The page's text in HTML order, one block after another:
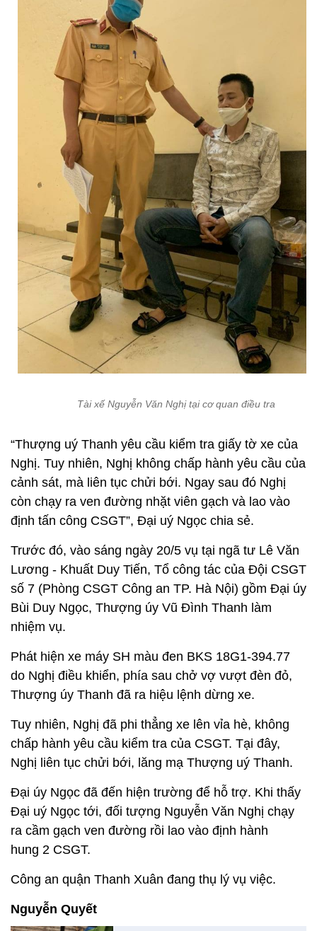
Tài xế Nguyễn Văn Nghị tại cơ quan điều tra
“Thượng uý Thanh yêu cầu kiểm tra giấy tờ xe của
Nghị. Tuy nhiên, Nghị không chấp hành yêu cầu của
cảnh sát, mà liên tục chửi bới. Ngay sau đó Nghị
còn chạy ra ven đường nhặt viên gạch và lao vào
định tấn công CSGT”, Đại uý Ngọc chia sẻ.
Trước đó, vào sáng ngày 20/5 vụ tại ngã tư Lê Văn
Lương - Khuất Duy Tiến, Tổ công tác của Đội CSGT
số 7 (Phòng CSGT Công an TP. Hà Nội) gồm Đại úy
Bùi Duy Ngọc, Thượng úy Vũ Đình Thanh làm
nhiệm vụ.
Phát hiện xe máy SH màu đen BKS 18G1-394.77
do Nghị điều khiển, phía sau chở vợ vượt đèn đỏ,
Thượng úy Thanh đã ra hiệu lệnh dừng xe.
Tuy nhiên, Nghị đã phi thẳng xe lên vỉa hè, không
chấp hành yêu cầu kiểm tra của CSGT. Tại đây,
Nghị liên tục chửi bới, lăng mạ Thượng uý Thanh.
Đại úy Ngọc đã đến hiện trường để hỗ trợ. Khi thấy
Đại uý Ngọc tới, đối tượng Nguyễn Văn Nghị chạy
ra cầm gạch ven đường rồi lao vào định hành
hung 2 CSGT.
Công an quận Thanh Xuân đang thụ lý vụ việc.
Nguyễn Quyết